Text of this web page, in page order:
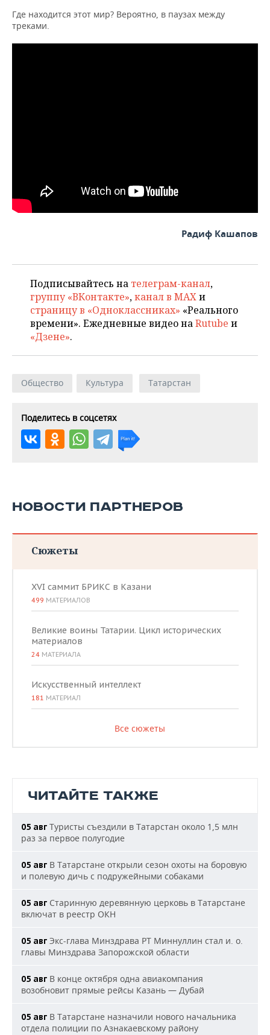
Где находится этот мир? Вероятно, в паузах между
треками.
Радиф Кашапов
Подписывайтесь на телеграм-канал,
группу «ВКонтакте»,канал в MAXи
страницу в «Одноклассниках» «Реального
времени». Ежедневные видео наRutube и
«Дзене».
Общество Культура Татарстан
Поделитесь в соцсетях
НОВОСТИ ПАРТНЕРОВ
Сюжеты
XVI саммит БРИКС в Казани
499 МАТЕРИАЛОВ
Великие воины Татарии. Цикл исторических
материалов
24 МАТЕРИАЛА
Искусственный интеллект
181 МАТЕРИАЛ
Все сюжеты
ЧИТАЙТЕ ТАКЖЕ
05 авг Туристы съездили в Татарстан около 1,5 млн
раз за первое полугодие
05 авг В Татарстане открыли сезон охоты на боровую
и полевую дичь с подружейными собаками
05 авг Старинную деревянную церковь в Татарстане
включат в реестр ОКН
05 авг Экс-глава Минздрава РТ Миннуллин стал и. о.
главы Минздрава Запорожской области
05 авг В конце октября одна авиакомпания
возобновит прямые рейсы Казань — Дубай
05 авг В Татарстане назначили нового начальника
отдела полиции по Азнакаевскому району